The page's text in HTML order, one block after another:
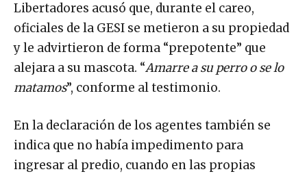
Libertadores acusó que, durante el careo,
oficiales de la GESI se metieron a su propiedad
y le advirtieron de forma “prepotente” que
alejara a su mascota. “Amarre a su perro o se lo
matamos”, conforme al testimonio.
En la declaración de los agentes también se
indica que no había impedimento para
ingresar al predio, cuando en las propias